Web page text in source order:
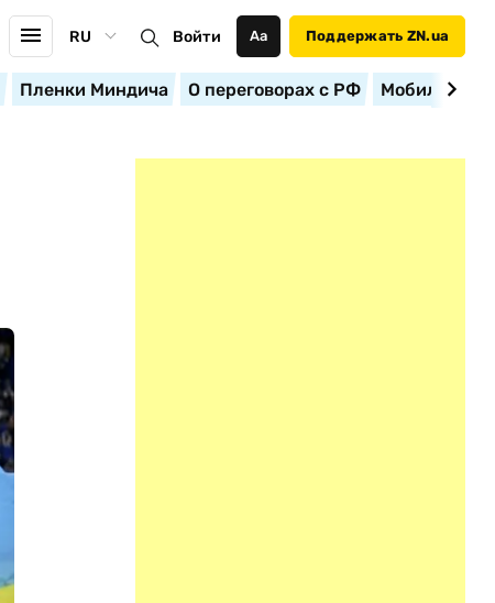
RU Войти Аа Поддержать ZN.ua
Пленки Миндича О переговорах с РФ